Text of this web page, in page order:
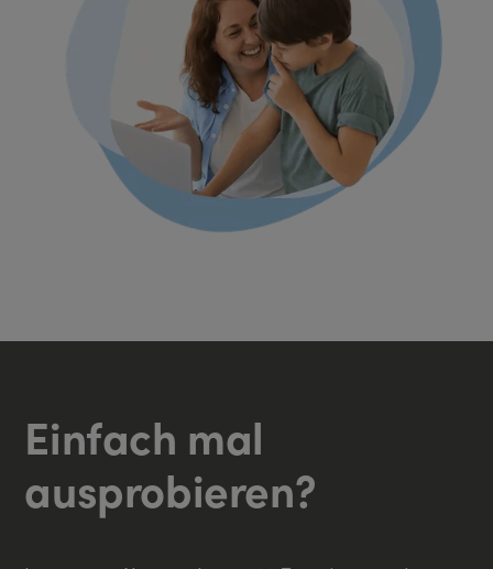
Einfach mal
ausprobieren?